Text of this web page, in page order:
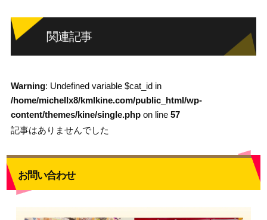
関連記事
Warning: Undefined variable $cat_id in
/home/michellx8/kmlkine.com/public_html/wp-
content/themes/kine/single.phpon line 57
記事はありませんでした
お問い合わせ